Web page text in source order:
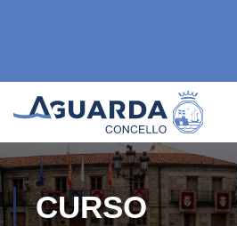
CURSO